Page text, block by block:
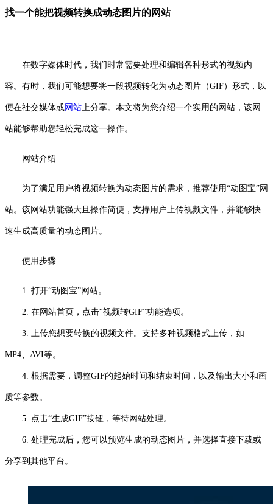
找一个能把视频转换成动态图片的网站
在数字媒体时代，我们时常需要处理和编辑各种形式的视频内
容。有时，我们可能想要将一段视频转化为动态图片（GIF）形式，以
便在社交媒体或网站 上分享。本文将为您介绍一个实用的网站，该网
站能够帮助您轻松完成这一操作。
网站介绍
为了满足用户将视频转换为动态图片的需求，推荐使用“动图宝”网
站。该网站功能强大且操作简便，支持用户上传视频文件，并能够快
速生成高质量的动态图片。
使用步骤
1. 打开“动图宝”网站。
2. 在网站首页，点击“视频转GIF”功能选项。
3. 上传您想要转换的视频文件。支持多种视频格式上传，如
MP4、AVI等。
4. 根据需要，调整GIF的起始时间和结束时间，以及输出大小和画
质等参数。
5. 点击“生成GIF”按钮，等待网站处理。
6. 处理完成后，您可以预览生成的动态图片，并选择直接下载或
分享到其他平台。